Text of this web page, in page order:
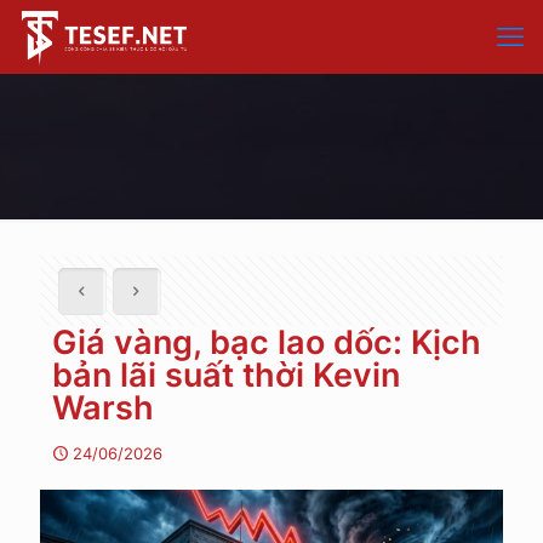
Giá vàng, bạc lao dốc: Kịch
bản lãi suất thời Kevin
Warsh
24/06/2026